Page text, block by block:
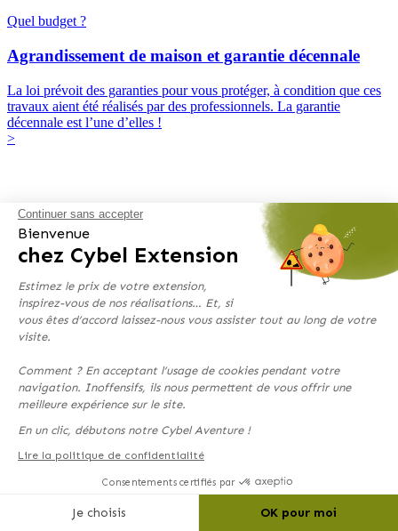
Quel budget ?
Agrandissement de maison et garantie décennale
La loi prévoit des garanties pour vous protéger, à condition que ces
travaux aient été réalisés par des professionnels. La garantie
décennale est l’une d’elles !
>
Quelles extensions de maison coûtent le moins cher ?
Une idée précise de l’extension de vos rêves ? Reste à voir le coût
agrandir sa maison avec un petit budget.
Continuer sans accepter
Bienvenue
chez Cybel Extension
Estimez le prix de votre extension,
inspirez-vous de nos réalisations… Et, si
vous êtes d’accord laissez-nous vous assister tout au long de votre
visite.
Comment ? En acceptant l’usage de cookies pendant votre
navigation. Inoffensifs, ils nous permettent de vous offrir une
meilleure expérience sur le site.
En un clic, débutons notre Cybel Aventure !
Lire la politique de confidentialité
Consentements certifiés par
Je choisis OK pour moi